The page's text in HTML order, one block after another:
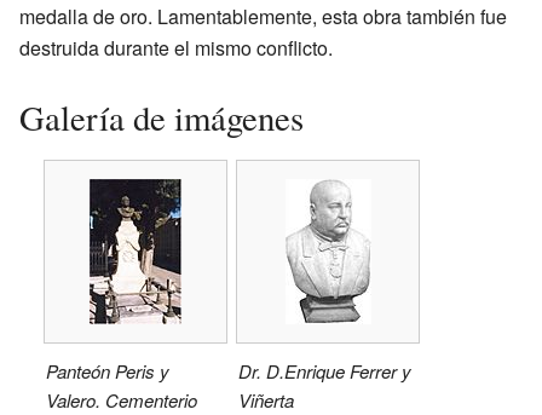
medalla de oro. Lamentablemente, esta obra también fue
destruida durante el mismo conflicto.
Galería de imágenes
Panteón Peris y
Valero. Cementerio
Dr. D.Enrique Ferrer y
Viñerta